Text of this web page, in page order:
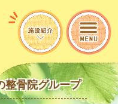
整骨院グループ